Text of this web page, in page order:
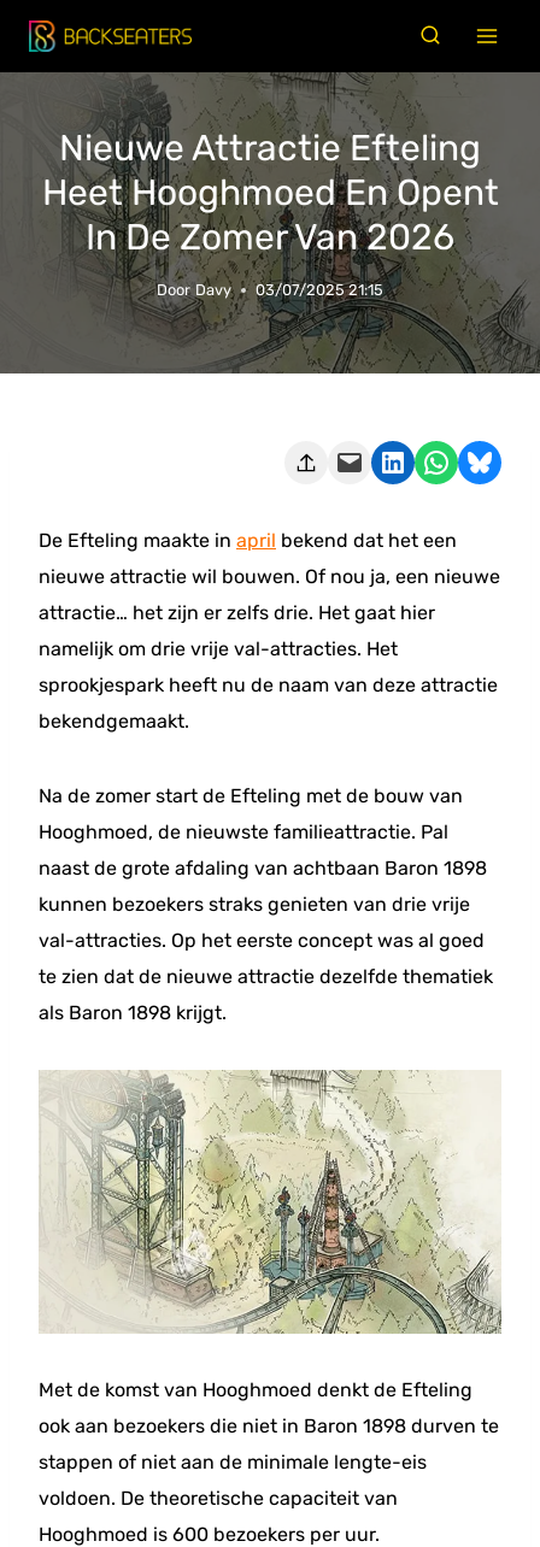
Doorgaan
naar
Nieuwe Attractie Efteling
Heet Hooghmoed En Opent
In De Zomer Van 2026
Door Davy 03/07/2025 21:15
Deze pagina e-mailen Delen op LinkedIn Delen via WhatsApp Share on Bluesky
De Efteling maakte in april bekend dat het een
nieuwe attractie wil bouwen. Of nou ja, een nieuwe
attractie… het zijn er zelfs drie. Het gaat hier
namelijk om drie vrije val-attracties. Het
sprookjespark heeft nu de naam van deze attractie
bekendgemaakt.
Na de zomer start de Efteling met de bouw van
Hooghmoed, de nieuwste familieattractie. Pal
naast de grote afdaling van achtbaan Baron 1898
kunnen bezoekers straks genieten van drie vrije
val-attracties. Op het eerste concept was al goed
te zien dat de nieuwe attractie dezelfde thematiek
als Baron 1898 krijgt.
Met de komst van Hooghmoed denkt de Efteling
ook aan bezoekers die niet in Baron 1898 durven te
stappen of niet aan de minimale lengte-eis
voldoen. De theoretische capaciteit van
Hooghmoed is 600 bezoekers per uur.